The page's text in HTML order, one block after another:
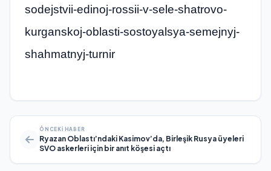
sodejstvii-edinoj-rossii-v-sele-shatrovo-
kurganskoj-oblasti-sostoyalsya-semejnyj-
shahmatnyj-turnir
ÖNCEKI HABER
Ryazan Oblastı’ndaki Kasimov’da, Birleşik Rusya üyeleri
SVO askerleri için bir anıt köşesi açtı